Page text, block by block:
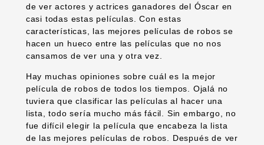
de ver actores y actrices ganadores del Óscar en
casi todas estas películas. Con estas
características, las mejores películas de robos se
hacen un hueco entre las películas que no nos
cansamos de ver una y otra vez.
Hay muchas opiniones sobre cuál es la mejor
película de robos de todos los tiempos. Ojalá no
tuviera que clasificar las películas al hacer una
lista, todo sería mucho más fácil. Sin embargo, no
fue difícil elegir la película que encabeza la lista
de las mejores películas de robos. Después de ver